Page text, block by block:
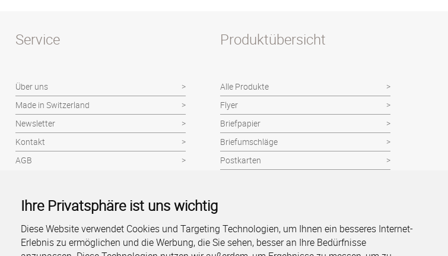
Ihre Privatsphäre ist uns wichtig
Diese Website verwendet Cookies und Targeting Technologien, um Ihnen ein besseres Internet-
Erlebnis zu ermöglichen und die Werbung, die Sie sehen, besser an Ihre Bedürfnisse
Produktübersicht
Alle Produkte
Flyer
Briefpapier
Briefumschläge
Postkarten
Broschüren
Studentenarbeiten
Mehr anzeigen
Service
Über uns
Made in Switzerland
Newsletter
Kontakt
AGB